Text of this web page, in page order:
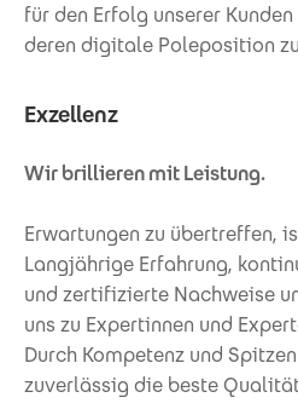
für den Erfolg unserer
deren digitale Poleposition
Exzellenz
Wir brillieren mit Leistung.
Erwartungen zu übertreffen,
Langjährige Erfahrung,
und zertifizierte Nachweise
uns zu Expertinnen und
Durch Kompetenz und
zuverlässig die beste